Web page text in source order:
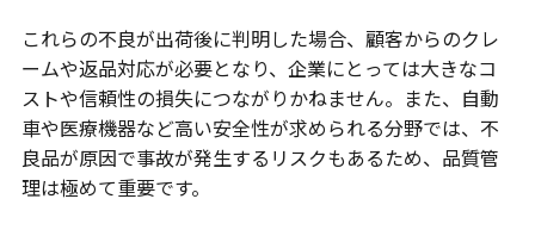
これらの不良が出荷後に判明した場合、顧客からのクレ
ームや返品対応が必要となり、企業にとっては大きなコ
ストや信頼性の損失につながりかねません。また、自動
車や医療機器など高い安全性が求められる分野では、不
良品が原因で事故が発生するリスクもあるため、品質管
理は極めて重要です。